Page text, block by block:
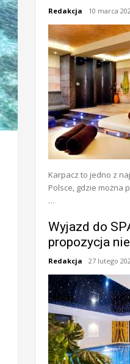
Redakcja 10 marca
Karpacz to jedno z
Polsce, gdzie można
…
Wyjazd do
propozycja
Redakcja 27 lutego